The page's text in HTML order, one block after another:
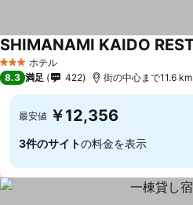
3 ホテルのランク
ホテル
料金を表示
8.3 満足 422 街の中心まで11.6 km
最安値 ￥12,356
3件のサイトの料金を表示